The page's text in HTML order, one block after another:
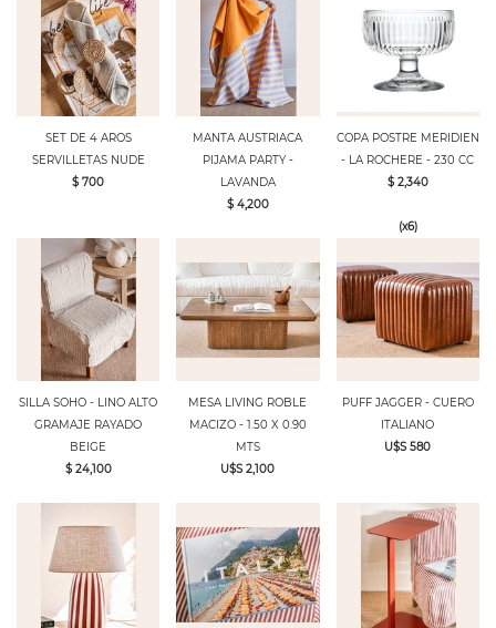
SET DE 4 AROS
SERVILLETAS NUDE
$ 700
MANTA AUSTRIACA
PIJAMA PARTY -
LAVANDA
$ 4,200
COPA POSTRE MERIDIEN
- LA ROCHERE - 230 CC
$ 2,340
(x6)
SILLA SOHO - LINO ALTO
GRAMAJE RAYADO
BEIGE
$ 24,100
MESA LIVING ROBLE
MACIZO - 1.50 X 0.90
MTS
U$S 2,100
PUFF JAGGER - CUERO
ITALIANO
U$S 580